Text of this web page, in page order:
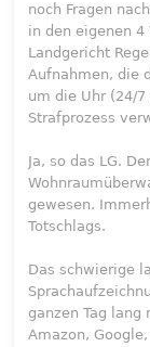
noch Fragen
in den eigenen
Landgericht
Aufnahmen, die
um die Uhr (24/
Strafprozess
Ja, so das LG.
gewesen.
Totschlags.
Das schwierige
ganzen Tag lang
Amazon,